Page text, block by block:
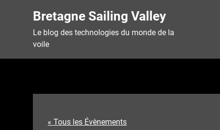
Bretagne Sailing Valley
Le blog des technologies du monde de la
voile
« Tous les Évènements